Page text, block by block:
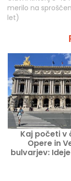
merilo na
let)
Kaj početi v
Opere in
bulvarjev: